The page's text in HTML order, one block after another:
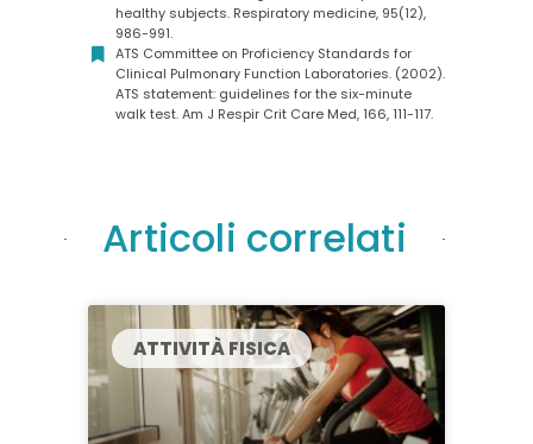
healthy subjects. Respiratory medicine, 95(12),
986-991.
ATS Committee on Proficiency Standards for
Clinical Pulmonary Function Laboratories. (2002).
ATS statement: guidelines for the six-minute
walk test. Am J Respir Crit Care Med, 166, 111-117.
Articoli correlati
ATTIVITÀ FISICA